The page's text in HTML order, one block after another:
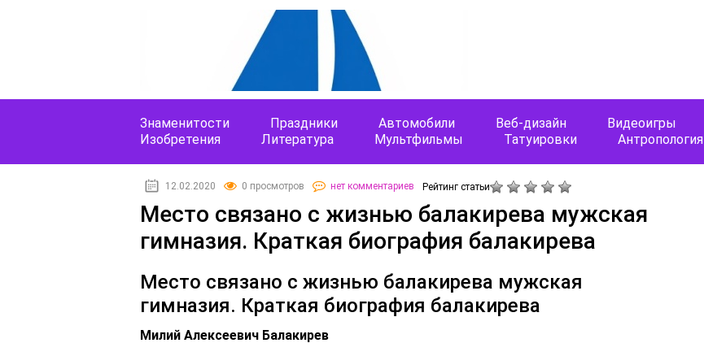
Знаменитости Праздники Автомобили Веб-дизайн Видеоигры
Изобретения
Литература Мультфильмы Татуировки Антропология
12.02.2020 0 просмотров нет комментариев Рейтинг статьи
Место связано с жизнью балакирева мужская
гимназия. Краткая биография балакирева
Место связано с жизнью балакирева мужская
гимназия. Краткая биография балакирева
Милий Алексеевич Балакирев